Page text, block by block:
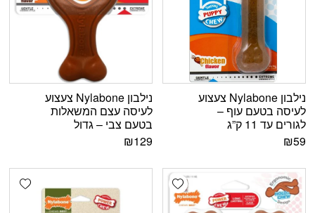
נילבון Nylabone צעצוע
לעיסה בטעם עוף –
לגורים עד 11 ק”ג
₪59
נילבון Nylabone צעצוע
לעיסה עצם המשאלות
בטעם צבי – גדול
₪129
Add wishlist